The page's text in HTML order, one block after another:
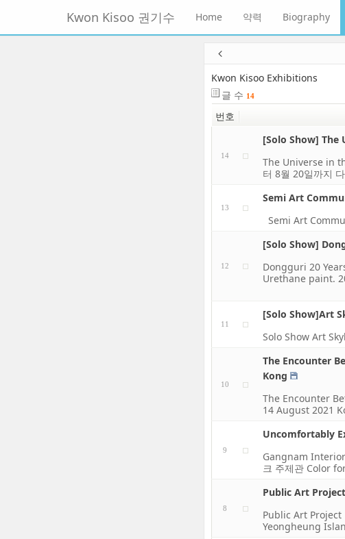
뉴
토
Kwon Kisoo 권기수 Home 약력 Biography
Kwon Kisoo Exhibitions
글 수 14
번호
14
[Solo Show]
The Universe in
터 8월 20일까지
13
Semi Art
Semi Art
12
[Solo Show]
Dongguri 20
Urethane paint.
11
[Solo Show]Art
Solo Show Art
10
The Encounter
Kong
The Encounter
14 August 2021
9
Uncomfortably
Gangnam
크 주제관 Color
8
Public Art
Public Art
Yeongheung